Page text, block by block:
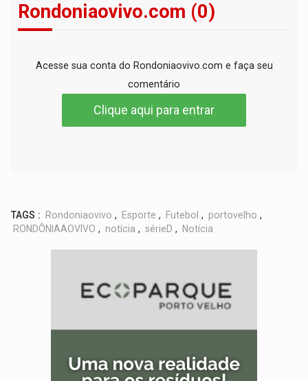
Rondoniaovivo.com (0)
Acesse sua conta do Rondoniaovivo.com e faça seu
comentário
Clique aqui para entrar
TAGS : Rondoniaovivo , Esporte , Futebol , portovelho ,
RONDÔNIAAOVIVO , notícia , sérieD , Notícia